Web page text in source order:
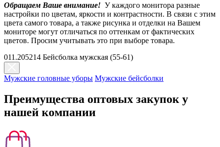
Обращаем Ваше внимание! У каждого монитора разные
настройки по цветам, яркости и контрастности. В связи с этим
цвета самого товара, а также рисунка и отделки на Вашем
мониторе могут отличаться по оттенкам от фактических
цветов. Просим учитывать это при выборе товара.
011.205214 Бейсболка мужская (55-61)
Мужские головные уборы Мужские бейсболки
Преимущества оптовых закупок у
нашей компании